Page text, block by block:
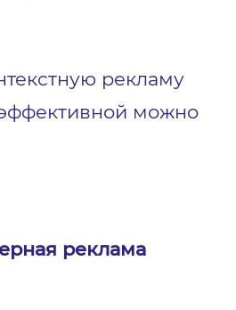
рекламу
можно
реклама